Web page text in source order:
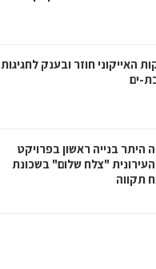
האייקוני חוזר ובענק לחגיגות
היתר בנייה ראשון בפרויקט
"צלח שלום" בשכונת
תקווה